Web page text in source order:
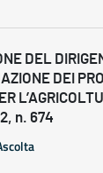
DEL
DEI
n. 674